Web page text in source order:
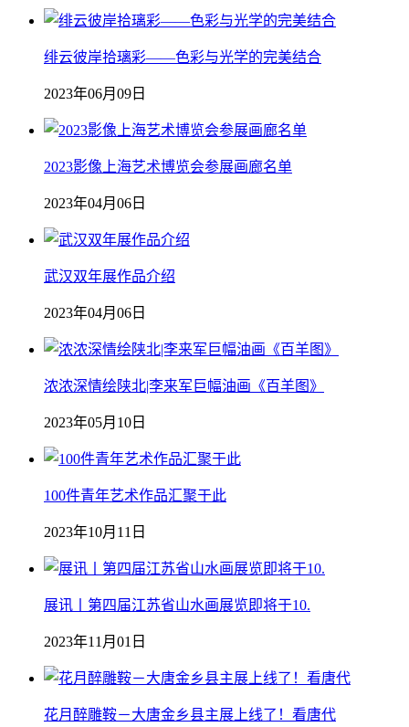
绯云彼岸拾璃彩——色彩与光学的完美结合
2023年06月09日
2023影像上海艺术博览会参展画廊名单
2023年04月06日
武汉双年展作品介绍
2023年04月06日
浓浓深情绘陕北|李来军巨幅油画《百羊图》
2023年05月10日
100件青年艺术作品汇聚于此
2023年10月11日
展讯丨第四届江苏省山水画展览即将于10.
2023年11月01日
花月醉雕鞍－大唐金乡县主展上线了！看唐代